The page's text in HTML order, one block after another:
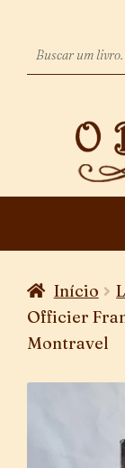
Início
Officier
Montravel